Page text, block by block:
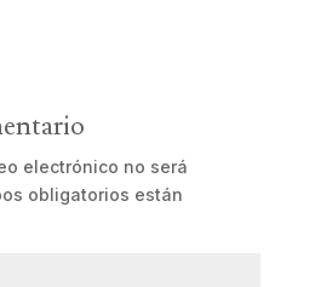
electrónico no será
obligatorios están